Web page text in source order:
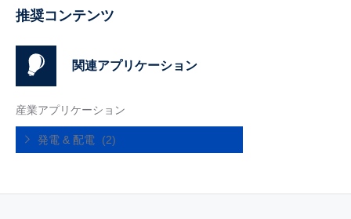
推奨コンテンツ
関連アプリケーション
産業アプリケーション
発電 & 配電 (2)